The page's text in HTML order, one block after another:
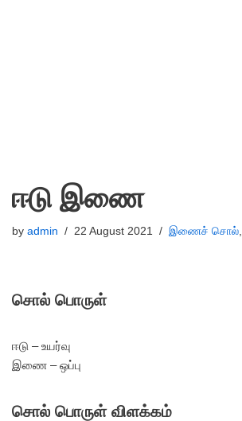
ஈடு இணை
by admin 22 August 2021 இணைச் சொல்,
சொல் பொருள்
ஈடு – உயர்வு
இணை – ஒப்பு
சொல் பொருள் விளக்கம்